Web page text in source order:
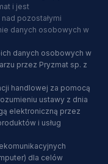
i jest
pozostałymi
danych osobowych w
danych osobowych w
przez Pryzmat sp. z
handlowej za pomocą
ustawy z dnia
elektroniczną przez
i usług
dla celów